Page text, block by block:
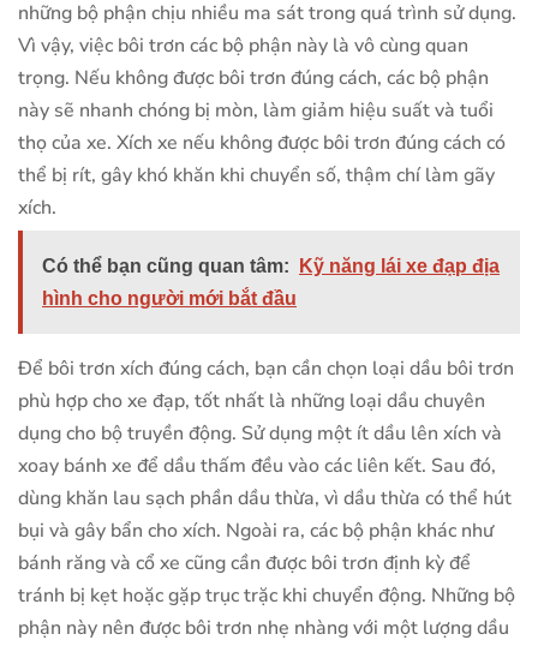
những bộ phận chịu nhiều ma sát trong quá trình sử dụng.
Vì vậy, việc bôi trơn các bộ phận này là vô cùng quan
trọng. Nếu không được bôi trơn đúng cách, các bộ phận
này sẽ nhanh chóng bị mòn, làm giảm hiệu suất và tuổi
thọ của xe. Xích xe nếu không được bôi trơn đúng cách có
thể bị rít, gây khó khăn khi chuyển số, thậm chí làm gãy
xích.
Có thể bạn cũng quan tâm:
Kỹ năng lái xe đạp địa
hình cho người mới bắt đầu
Để bôi trơn xích đúng cách, bạn cần chọn loại dầu bôi trơn
phù hợp cho xe đạp, tốt nhất là những loại dầu chuyên
dụng cho bộ truyền động. Sử dụng một ít dầu lên xích và
xoay bánh xe để dầu thấm đều vào các liên kết. Sau đó,
dùng khăn lau sạch phần dầu thừa, vì dầu thừa có thể hút
bụi và gây bẩn cho xích. Ngoài ra, các bộ phận khác như
bánh răng và cổ xe cũng cần được bôi trơn định kỳ để
tránh bị kẹt hoặc gặp trục trặc khi chuyển động. Những bộ
phận này nên được bôi trơn nhẹ nhàng với một lượng dầu